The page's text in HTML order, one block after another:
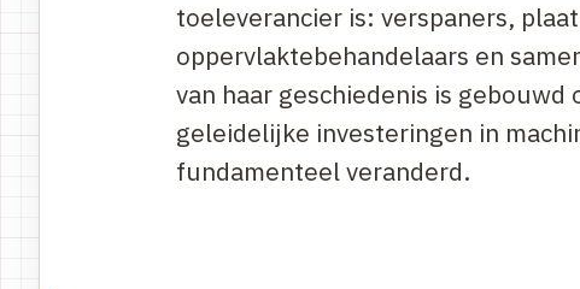
toeleverancier is: verspaners,
oppervlaktebehandelaars en
van haar geschiedenis is
geleidelijke investeringen in
fundamenteel veranderd.